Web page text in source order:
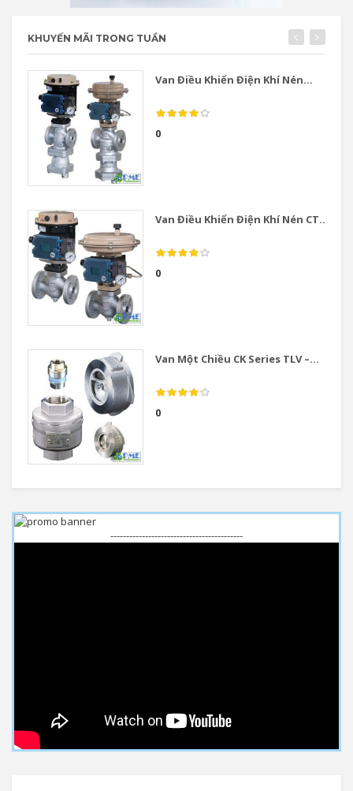
KHUYẾN MÃI TRONG TUẦN
Van Điều Khiển Điện Khí Nén...
0
Van Điều Khiển Điện Khí Nén CT...
0
Van Một Chiều CK Series TLV –...
0
------------------------------------------